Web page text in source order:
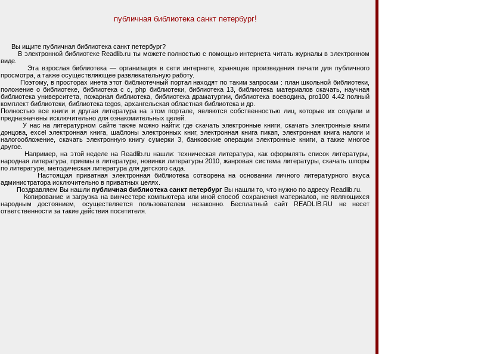
публичная библиотека санкт петербург!
Вы ищите публичная библиотека санкт петербург?
В электронной библиотеке Readlib.ru ты можете полностью с помощью интернета читать журналы в электронном
виде.
Эта взрослая библиотека — организация в сети интернете, хранящее произведения печати для публичного
просмотра, а также осуществляющее развлекательную работу.
Поэтому, в просторах инета этот библиотечный портал находят по таким запросам : план школьной библиотеки,
положение о библиотеке, библиотека c c, php библиотеки, библиотека 13, библиотека материалов скачать, научная
библиотека университета, пожарная библиотека, библиотека драматургии, библиотека воеводина, pro100 4.42 полный
комплект библиотеки, библиотека tegos, архангельская областная библиотека и др.
Полностью все книги и другая литература на этом портале, являются собственностью лиц, которые их создали и
предназначены исключительно для ознакомительных целей.
У нас на литературном сайте также можно найти: где скачать электронные книги, скачать электронные книги
донцова, excel электронная книга, шаблоны электронных книг, электронная книга пикап, электронная книга налоги и
налогообложение, скачать электронную книгу сумерки 3, банковские операции электронные книги, а также многое
другое.
Например, на этой неделе на Readlib.ru нашли: техническая литература, как оформлять список литературы,
народная литература, приемы в литературе, новинки литературы 2010, жанровая система литературы, скачать шпоры
по литературе, методическая литература для детского сада.
Настоящая приватная электронная библиотека сотворена на основании личного литературного вкуса
администратора исключительно в приватных целях.
Поздравляем Вы нашли публичная библиотека санкт петербург Вы нашли то, что нужно по адресу Readlib.ru.
Копирование и загрузка на винчестере компьютера или иной способ сохранения материалов, не являющихся
народным достоянием, осуществляется пользователем незаконно. Бесплатный сайт READLIB.RU не несет
ответственности за такие действия посетителя.